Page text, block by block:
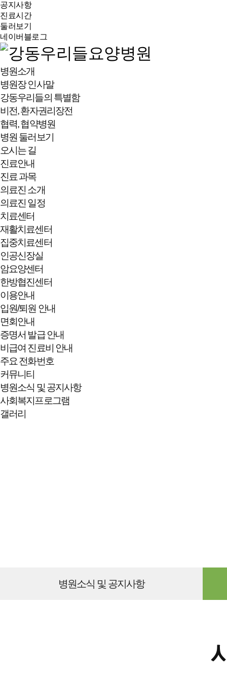
공지사항
진료시간
둘러보기
네이버블로그
병원소개
병원장 인사말
강동우리들의 특별함
비전, 환자권리장전
협력, 협약병원
병원 둘러보기
오시는 길
진료안내
진료 과목
의료진 소개
의료진 일정
치료센터
재활치료센터
집중치료센터
인공신장실
암요양센터
한방협진센터
이용안내
입원/퇴원 안내
면회안내
증명서 발급 안내
비급여 진료비 안내
주요 전화번호
커뮤니티
병원소식 및 공지사항
사회복지프로그램
갤러리
병원소식 및 공지사항